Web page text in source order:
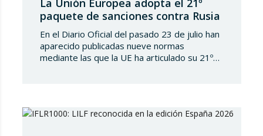
paquete de sanciones contra Rusia
En el Diario Oficial del pasado 23 de julio han
aparecido publicadas nueve normas
mediante las que la UE ha articulado su 21º
contra dicho país. En…